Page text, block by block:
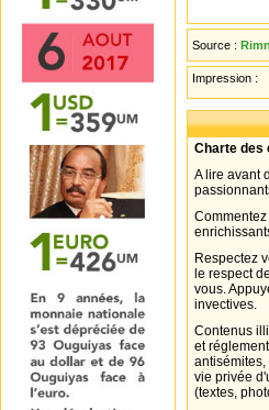
Source :
Impression :
Charte des
A lire avant
Respectez
le respect
vous.
invectives.
Contenus
et
vie privée
(textes,